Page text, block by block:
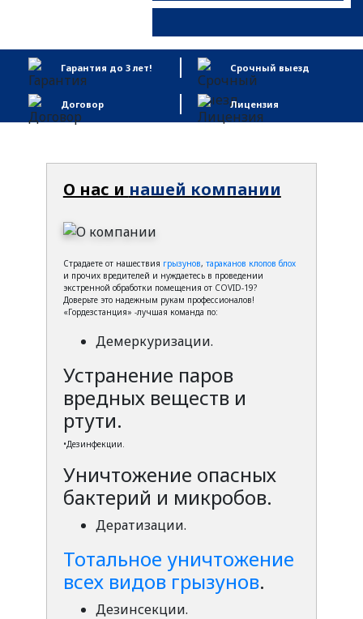
Гарантия до 3 лет! Срочный выезд
Договор Лицензия
О нас и нашей компании
Страдаете от нашествия грызунов, тараканов клопов блох
и прочих вредителей и нуждаетесь в проведении
экстренной обработки помещения от COVID-19?
Доверьте это надежным рукам профессионалов!
«Гордезстанция» -лучшая команда по:
Демеркуризации.
Устранение паров
вредных веществ и
ртути.
•Дезинфекции.
Уничтожение опасных
бактерий и микробов.
Дератизации.
Тотальное уничтожение
всех видов грызунов.
Дезинсекции.